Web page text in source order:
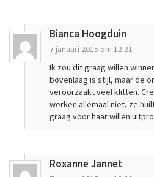
Bianca Hoogduin
7 januari 2015 om 12:21
Ik zou dit graag willen
bovenlaag is stijl, maar de
veroorzaakt veel klitten.
werken allemaal niet, ze
graag voor haar willen
Roxanne Jannet